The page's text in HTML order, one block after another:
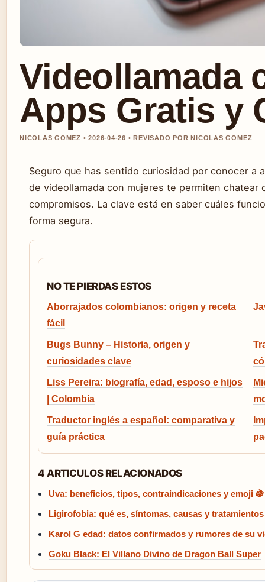
Videollamada
Apps Gratis y
NICOLAS GOMEZ • 2026-04-26 • REVISADO POR NICOLAS GOMEZ
Seguro que has sentido curiosidad por conocer a
de videollamada con mujeres te permiten chatear
compromisos. La clave está en saber cuáles
forma segura.
NO TE PIERDAS ESTOS
Aborrajados colombianos: origen y receta
fácil
Bugs Bunny – Historia, origen y
curiosidades clave
Liss Pereira: biografía, edad, esposo e hijos
| Colombia
Traductor inglés a español: comparativa y
guía práctica
4 ARTICULOS RELACIONADOS
Uva: beneficios, tipos, contraindicaciones y emoji 🍇
Ligirofobia: qué es, síntomas, causas y
Karol G edad: datos confirmados y rumores de su
Goku Black: El Villano Divino de Dragon Ball Super